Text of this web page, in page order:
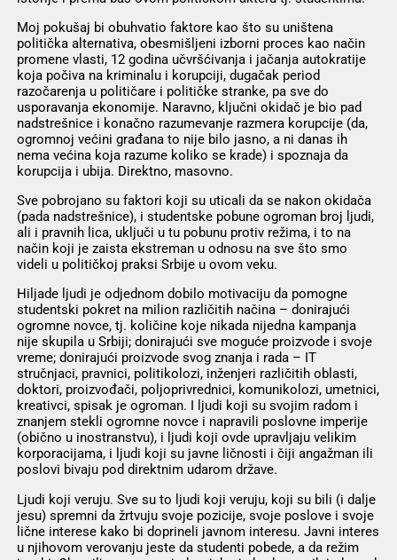
Moj pokušaj bi obuhvatio faktore kao što su uništena
politička alternativa, obesmišljeni izborni proces kao način
promene vlasti, 12 godina učvršćivanja i jačanja autokratije
koja počiva na kriminalu i korupciji, dugačak period
razočarenja u političare i političke stranke, pa sve do
usporavanja ekonomije. Naravno, ključni okidač je bio pad
nadstrešnice i konačno razumevanje razmera korupcije (da,
ogromnoj većini građana to nije bilo jasno, a ni danas ih
nema većina koja razume koliko se krade) i spoznaja da
korupcija i ubija. Direktno, masovno.
Sve pobrojano su faktori koji su uticali da se nakon okidača
(pada nadstrešnice), i studentske pobune ogroman broj ljudi,
ali i pravnih lica, uključi u tu pobunu protiv režima, i to na
način koji je zaista ekstreman u odnosu na sve što smo
videli u političkoj praksi Srbije u ovom veku.
Hiljade ljudi je odjednom dobilo motivaciju da pomogne
studentski pokret na milion različitih načina – donirajući
ogromne novce, tj. količine koje nikada nijedna kampanja
nije skupila u Srbiji; donirajući sve moguće proizvode i svoje
vreme; donirajući proizvode svog znanja i rada – IT
stručnjaci, pravnici, politikolozi, inženjeri različitih oblasti,
doktori, proizvođači, poljoprivrednici, komunikolozi, umetnici,
kreativci, spisak je ogroman. I ljudi koji su svojim radom i
znanjem stekli ogromne novce i napravili poslovne imperije
(obično u inostranstvu), i ljudi koji ovde upravljaju velikim
korporacijama, i ljudi koji su javne ličnosti i čiji angažman ili
poslovi bivaju pod direktnim udarom države.
Ljudi koji veruju. Sve su to ljudi koji veruju, koji su bili (i dalje
jesu) spremni da žrtvuju svoje pozicije, svoje poslove i svoje
lične interese kako bi doprineli javnom interesu. Javni interes
u njihovom verovanju jeste da studenti pobede, a da režim